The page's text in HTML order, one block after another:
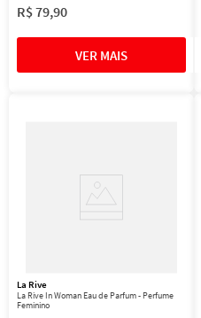
R$79,90
La Rive
La Rive In Woman Eau de Parfum - Perfume
Feminino